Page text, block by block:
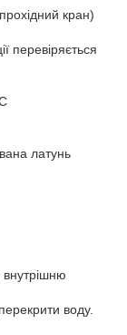
кран)
перевіряється
латунь
внутрішню
воду.